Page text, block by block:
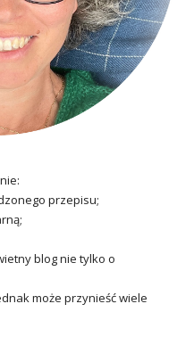
przepisu;
blog nie tylko o
może przynieść wiele